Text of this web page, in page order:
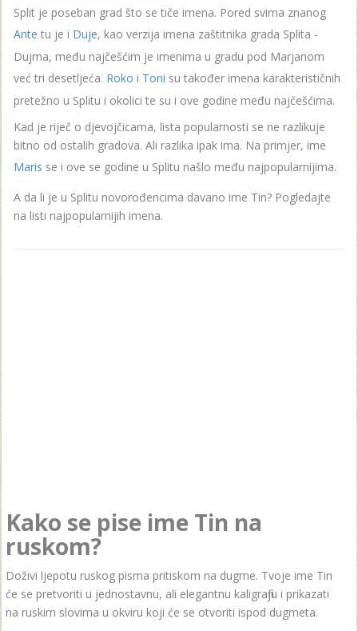
Split je poseban grad što se tiče imena. Pored svima znanog
Ante tu je i Duje, kao verzija imena zaštitnika grada Splita -
Dujma, među najčešćim je imenima u gradu pod Marjanom
već tri desetljeća. Roko i Toni su također imena karakterističnih
pretežno u Splitu i okolici te su i ove godine među najčešćima.
Kad je riječ o djevojčicama, lista popularnosti se ne razlikuje
bitno od ostalih gradova. Ali razlika ipak ima. Na primjer, ime
Maris se i ove se godine u Splitu našlo među najpopularnijima.
A da li je u Splitu novorođencima davano ime Tin? Pogledajte
na listi najpopularnijih imena.
Kako se pise ime Tin na
ruskom?
Doživi ljepotu ruskog pisma pritiskom na dugme. Tvoje ime Tin
će se pretvoriti u jednostavnu, ali elegantnu kaligrafiju i prikazati
na ruskim slovima u okviru koji će se otvoriti ispod dugmeta.